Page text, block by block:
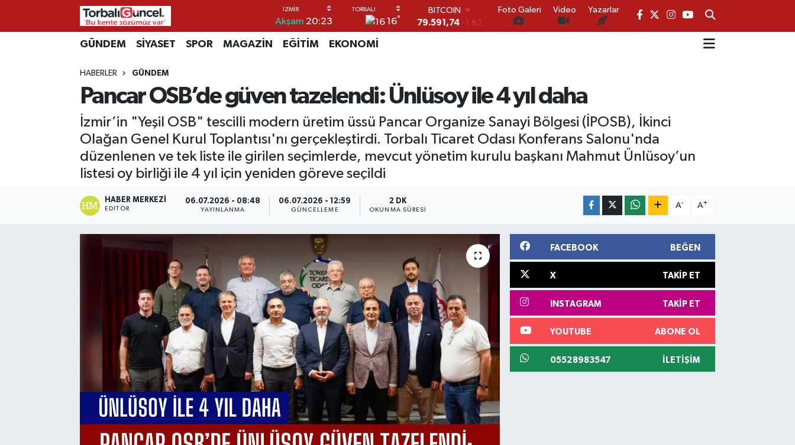
Akşam 20:23 16°
DOLAR
45,43620 0.02
6862,09000
0.19
BİST100
14.598,00 0
BITCOIN
Foto Galeri Video Yazarlar
GÜNDEM SİYASET SPOR MAGAZİN EĞİTİM EKONOMİ
HABERLER GÜNDEM
Pancar OSB’de güven tazelendi: Ünlüsoy ile 4 yıl daha
İzmir’in "Yeşil OSB" tescilli modern üretim üssü Pancar Organize Sanayi Bölgesi (İPOSB), İkinci
Olağan Genel Kurul Toplantısı'nı gerçekleştirdi. Torbalı Ticaret Odası Konferans Salonu'nda
düzenlenen ve tek liste ile girilen seçimlerde, mevcut yönetim kurulu başkanı Mahmut Ünlüsoy’un
listesi oy birliği ile 4 yıl için yeniden göreve seçildi
HABER MERKEZI
EDITÖR
06.07.2026 - 08:48
YAYINLANMA
06.07.2026 - 12:59
GÜNCELLEME
2 DK
OKUNMA SÜRESI
A- A+
FACEBOOK BEĞEN
X TAKIP ET
INSTAGRAM TAKIP ET
YOUTUBE ABONE OL
05528983547 İLETIŞIM
İzmir Nöbetçi Eczaneler
İzmir Hava Durumu
İzmir Namaz Vakitleri
İzmir Trafik Yoğunluk Haritası
Tüm Manşetler